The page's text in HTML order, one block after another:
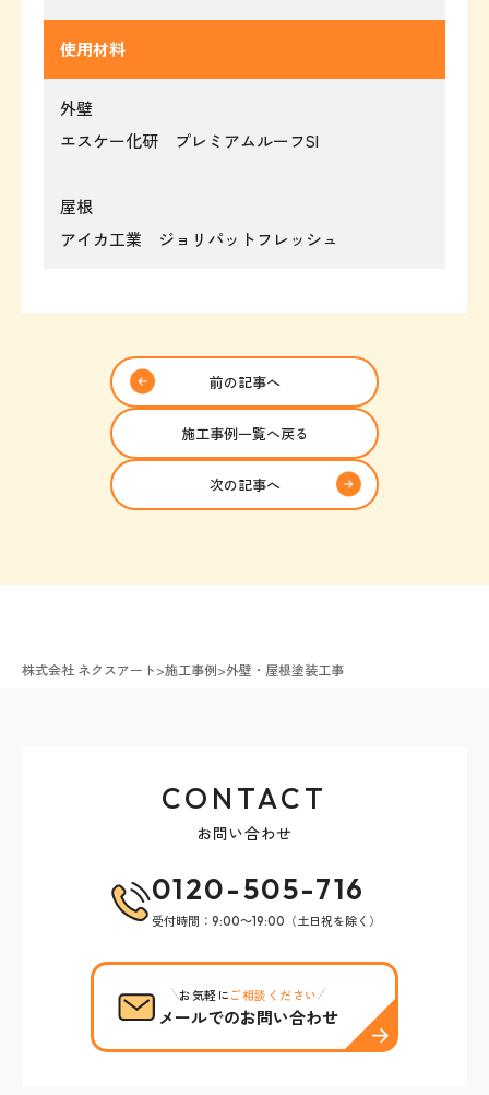
使用材料
外壁
エスケー化研 プレミアムルーフSI
屋根
アイカ工業 ジョリパットフレッシュ
前の記事へ
施工事例一覧へ戻る
次の記事へ
株式会社 ネクスアート>施工事例>外壁・屋根塗装工事
CONTACT
お問い合わせ
0120-505-716
受付時間：9:00～19:00（土日祝を除く）
お気軽にご相談ください
メールでのお問い合わせ